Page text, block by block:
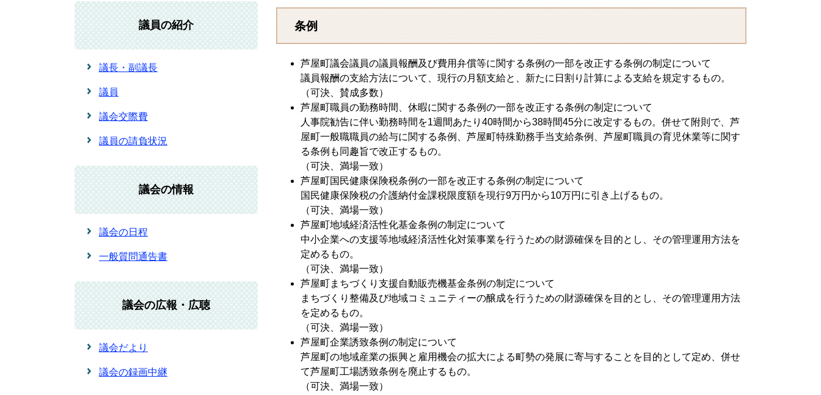
条例
芦屋町議会議員の議員報酬及び費用弁償等に関する条例の一部を改正する条例の制定について
議員報酬の支給方法について、現行の月額支給と、新たに日割り計算による支給を規定するもの。
（可決、賛成多数）
芦屋町職員の勤務時間、休暇に関する条例の一部を改正する条例の制定について
人事院勧告に伴い勤務時間を1週間あたり40時間から38時間45分に改定するもの。併せて附則で、芦
屋町一般職職員の給与に関する条例、芦屋町特殊勤務手当支給条例、芦屋町職員の育児休業等に関す
る条例も同趣旨で改正するもの。
（可決、満場一致）
芦屋町国民健康保険税条例の一部を改正する条例の制定について
国民健康保険税の介護納付金課税限度額を現行9万円から10万円に引き上げるもの。
（可決、満場一致）
芦屋町地域経済活性化基金条例の制定について
中小企業への支援等地域経済活性化対策事業を行うための財源確保を目的とし、その管理運用方法を
定めるもの。
（可決、満場一致）
芦屋町まちづくり支援自動販売機基金条例の制定について
まちづくり整備及び地域コミュニティーの醸成を行うための財源確保を目的とし、その管理運用方法
を定めるもの。
（可決、満場一致）
芦屋町企業誘致条例の制定について
芦屋町の地域産業の振興と雇用機会の拡大による町勢の発展に寄与することを目的として定め、併せ
て芦屋町工場誘致条例を廃止するもの。
（可決、満場一致）
議員の紹介
議長・副議長
議員
議会交際費
議員の請負状況
議会の情報
議会の日程
一般質問通告書
議会の広報・広聴
議会だより
議会の録画中継